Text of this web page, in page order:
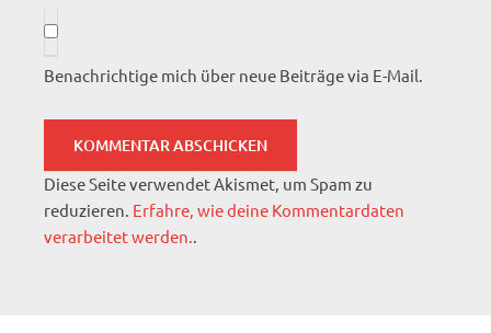
Benachrichtige mich über neue Beiträge via E-Mail.
Diese Seite verwendet Akismet, um Spam zu
reduzieren. Erfahre, wie deine Kommentardaten
verarbeitet werden..